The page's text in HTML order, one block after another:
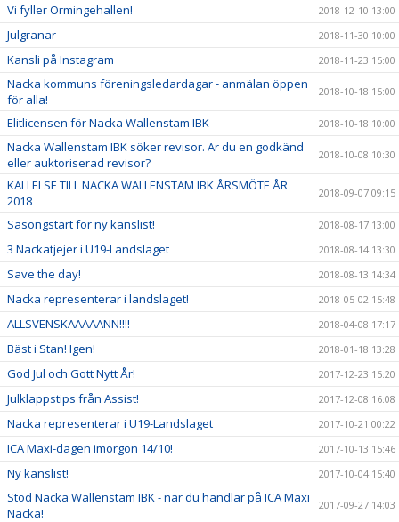
Vi fyller Ormingehallen! 2018-12-10 13:00
Julgranar 2018-11-30 10:00
Kansli på Instagram 2018-11-23 15:00
Nacka kommuns föreningsledardagar - anmälan öppen
för alla!
2018-10-18 15:00
Elitlicensen för Nacka Wallenstam IBK 2018-10-18 10:00
Nacka Wallenstam IBK söker revisor. Är du en godkänd
eller auktoriserad revisor?
2018-10-08 10:30
KALLELSE TILL NACKA WALLENSTAM IBK ÅRSMÖTE ÅR
2018
2018-09-07 09:15
Säsongstart för ny kanslist! 2018-08-17 13:00
3 Nackatjejer i U19-Landslaget 2018-08-14 13:30
Save the day! 2018-08-13 14:34
Nacka representerar i landslaget! 2018-05-02 15:48
ALLSVENSKAAAAANN!!!! 2018-04-08 17:17
Bäst i Stan! Igen! 2018-01-18 13:28
God Jul och Gott Nytt År! 2017-12-23 15:20
Julklappstips från Assist! 2017-12-08 16:08
Nacka representerar i U19-Landslaget 2017-10-21 00:22
ICA Maxi-dagen imorgon 14/10! 2017-10-13 15:46
Ny kanslist! 2017-10-04 15:40
Stöd Nacka Wallenstam IBK - när du handlar på ICA Maxi
Nacka!
2017-09-27 14:03